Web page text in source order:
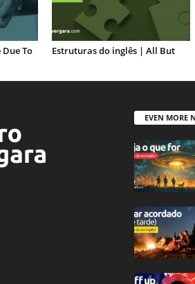
To Estruturas do inglês | All But
EVEN MORE